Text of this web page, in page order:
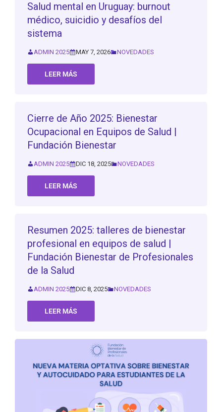
Salud mental en Uruguay: burnout
médico, suicidio y desafíos del
sistema
ADMIN 2025 MAY 7, 2026 NOVEDADES
LEER MÁS
Cierre de Año 2025: Bienestar
Ocupacional en Equipos de Salud |
Fundación Bienestar
ADMIN 2025 DIC 18, 2025 NOVEDADES
LEER MÁS
Resumen 2025: talleres de bienestar
profesional en equipos de salud |
Fundación Bienestar de Profesionales
de la Salud
ADMIN 2025 DIC 8, 2025 NOVEDADES
LEER MÁS